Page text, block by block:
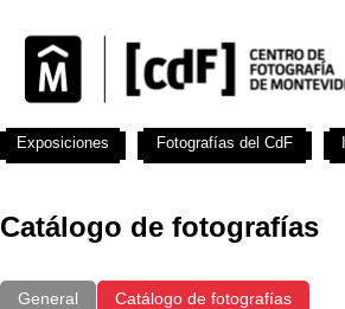
Catálogo de fotografías
General Catálogo de fotografías
Exposiciones Fotografías del CdF